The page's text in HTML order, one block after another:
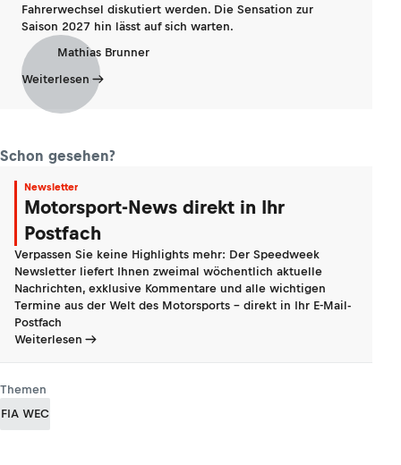
Fahrerwechsel diskutiert werden. Die Sensation zur
Saison 2027 hin lässt auf sich warten.
Mathias Brunner
Weiterlesen
Schon gesehen?
Newsletter
Motorsport-News direkt in Ihr
Postfach
Verpassen Sie keine Highlights mehr: Der Speedweek
Newsletter liefert Ihnen zweimal wöchentlich aktuelle
Nachrichten, exklusive Kommentare und alle wichtigen
Termine aus der Welt des Motorsports - direkt in Ihr E-Mail-
Postfach
Weiterlesen
Themen
FIA WEC